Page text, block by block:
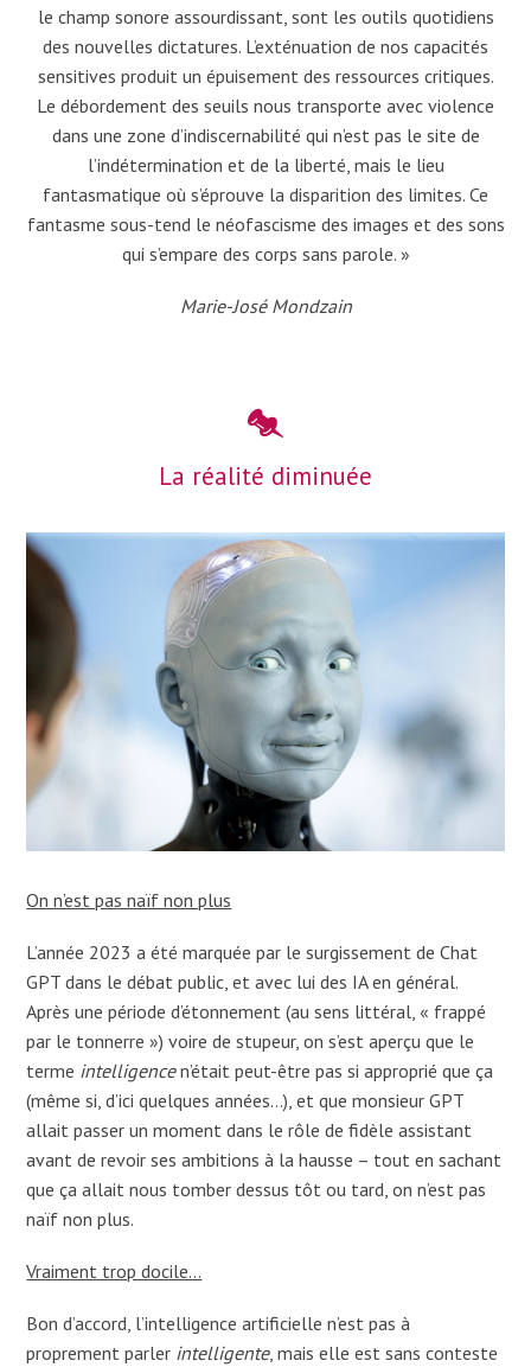
le champ sonore assourdissant, sont les outils quotidiens
des nouvelles dictatures. L’exténuation de nos capacités
sensitives produit un épuisement des ressources critiques.
Le débordement des seuils nous transporte avec violence
dans une zone d’indiscernabilité qui n’est pas le site de
l’indétermination et de la liberté, mais le lieu
fantasmatique où s’éprouve la disparition des limites. Ce
fantasme sous-tend le néofascisme des images et des sons
qui s’empare des corps sans parole. »
Marie-José Mondzain
La réalité diminuée
On n’est pas naïf non plus
L’année 2023 a été marquée par le surgissement de Chat
GPT dans le débat public, et avec lui des IA en général.
Après une période d’étonnement (au sens littéral, « frappé
par le tonnerre ») voire de stupeur, on s’est aperçu que le
terme intelligencen’était peut-être pas si approprié que ça
(même si, d’ici quelques années…), et que monsieur GPT
allait passer un moment dans le rôle de fidèle assistant
avant de revoir ses ambitions à la hausse – tout en sachant
que ça allait nous tomber dessus tôt ou tard, on n’est pas
naïf non plus.
Vraiment trop docile…
Bon d’accord, l’intelligence artificielle n’est pas à
proprement parler intelligente, mais elle est sans conteste